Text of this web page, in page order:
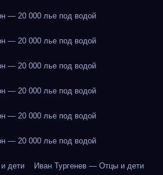
— 20 000 лье под водой
— 20 000 лье под водой
— 20 000 лье под водой
— 20 000 лье под водой
— 20 000 лье под водой
— 20 000 лье под водой
дети Иван Тургенев — Отцы и дети